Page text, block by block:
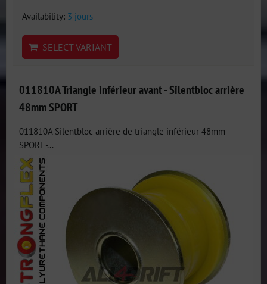
Availability: 3 jours
SELECT VARIANT
011810A Triangle inférieur avant - Silentbloc arrière
48mm SPORT
011810A Silentbloc arrière de triangle inférieur 48mm
SPORT -...